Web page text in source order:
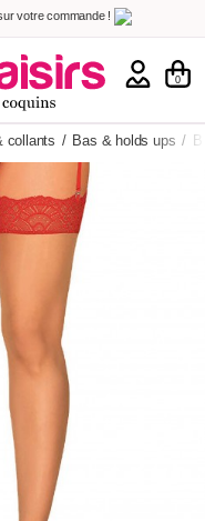
votre commande !
payer !
dès 69,00€ d'achat)
0
collants / Bas & holds ups /